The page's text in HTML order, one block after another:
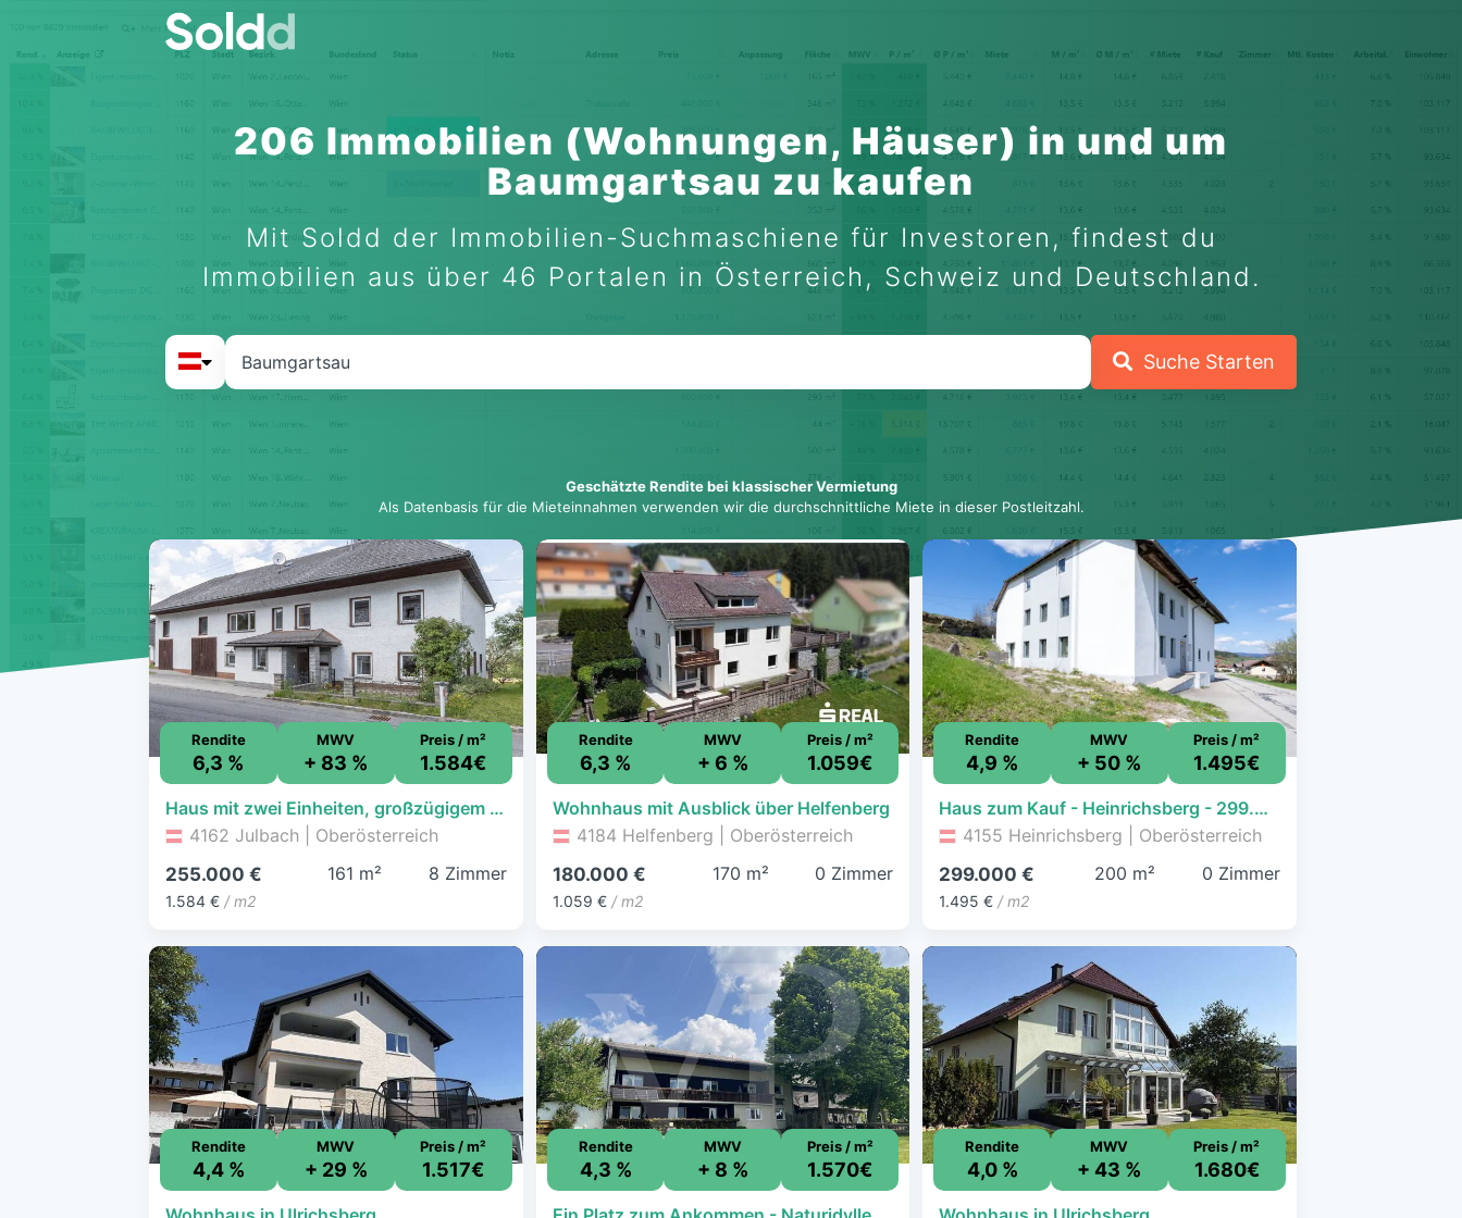
206 Immobilien (Wohnungen, Häuser) in und um
Baumgartsau zu kaufen
Mit Soldd der Immobilien-Suchmaschiene für Investoren, findest du
Immobilien aus über 46 Portalen in Österreich, Schweiz und Deutschland.
Suche Starten
Geschätzte Rendite bei klassischer Vermietung
Als Datenbasis für die Mieteinnahmen verwenden wir die durchschnittliche Miete in dieser Postleitzahl.
Rendite
6,3 %
MWV
+ 83 %
Preis / m²
1.584€
Haus mit zwei Einheiten, großzügigem Garten und viel Stauraum
4162 Julbach | Oberösterreich
255.000 €
1.584 € / m2
161 m² 8 Zimmer
Rendite
6,3 %
MWV
+ 6 %
Preis / m²
1.059€
Wohnhaus mit Ausblick über Helfenberg
4184 Helfenberg | Oberösterreich
180.000 €
1.059 €/ m2
170 m² 0 Zimmer
Rendite
4,9 %
MWV
+ 50 %
Preis / m²
1.495€
Haus zum Kauf - Heinrichsberg - 299.000 € - 200 m², 2.750 m² Grundstück
4155 Heinrichsberg | Oberösterreich
299.000 €
1.495 € / m2
200 m² 0 Zimmer
Rendite
4,4 %
MWV
+ 29 %
Preis / m²
1.517€
Rendite
4,3 %
MWV
+ 8 %
Preis / m²
1.570€
Rendite
4,0 %
MWV
+ 43 %
Preis / m²
1.680€